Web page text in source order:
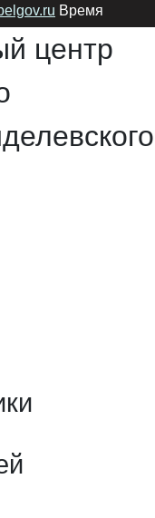
Время
центр